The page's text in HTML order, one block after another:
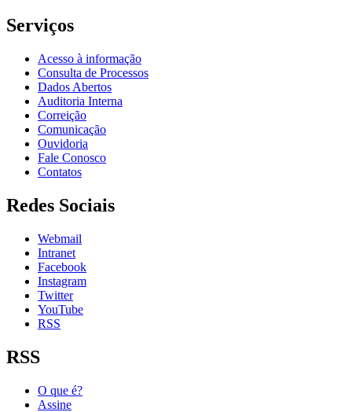
Serviços
Acesso à informação
Consulta de Processos
Dados Abertos
Auditoria Interna
Correição
Comunicação
Ouvidoria
Fale Conosco
Contatos
Redes Sociais
Webmail
Intranet
Facebook
Instagram
Twitter
YouTube
RSS
RSS
O que é?
Assine